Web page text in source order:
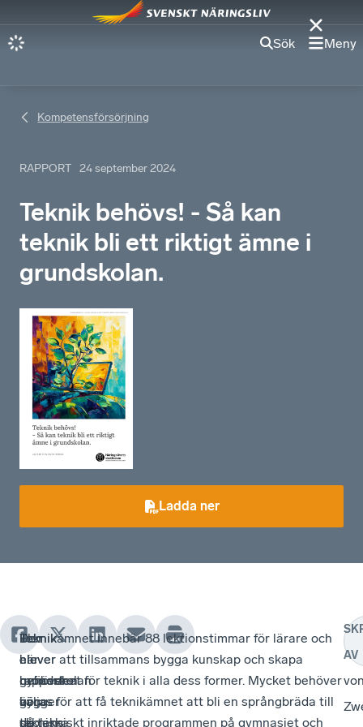
Sök Meny
Kompetensförsörjning
RAPPORT 24 september 2024
Teknik behövs! - Så kan
teknik bli ett riktigt ämne i
grundskolan.
Ladda ner
Teknik
i
grundskolan
är
skolans
Den
här
rapporten
bygger
på
Fler
elever
behöver
välja
tekniska
Teknikämnet innebär 88 lektionstimmar för lärare och
elever att tillsammans bygga kunskap och skapa
nyfikenhet för teknik i alla dess former. Mycket behöver
göras för att få teknikämnet att bli en språngbräda till
de tekniskt inriktade programmen på gymnasiet och
AV